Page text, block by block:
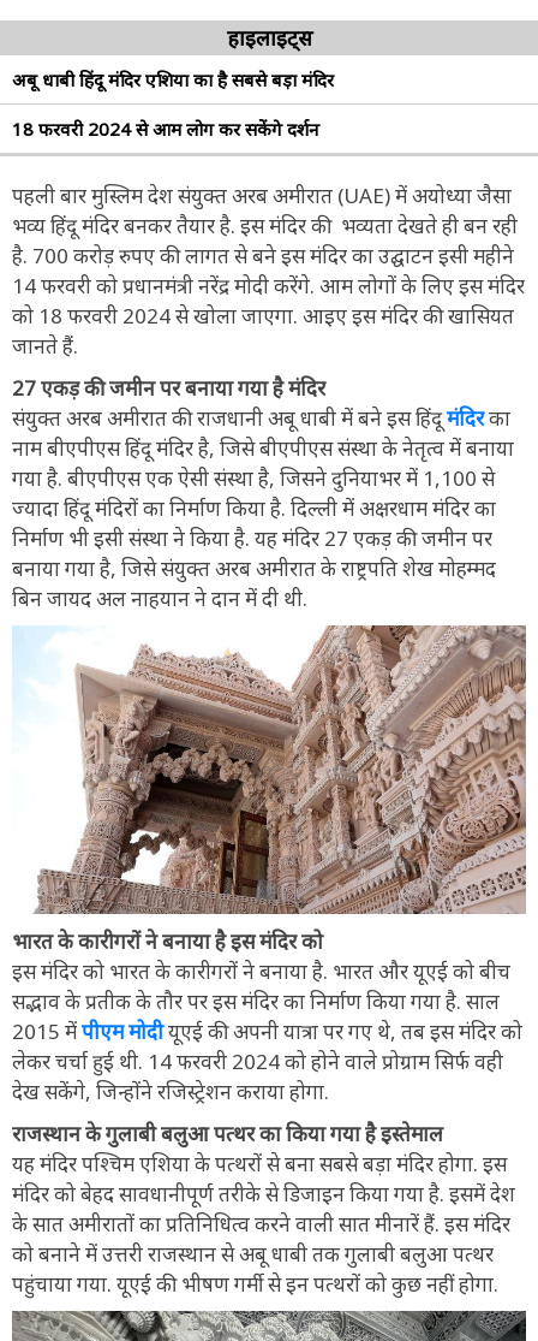
हाइलाइट्स
अबू धाबी हिंदू मंदिर एशिया का है सबसे बड़ा मंदिर
18 फरवरी 2024 से आम लोग कर सकेंगे दर्शन
पहली बार मुस्लिम देश संयुक्त अरब अमीरात (UAE) में अयोध्या जैसा
भव्य हिंदू मंदिर बनकर तैयार है. इस मंदिर की भव्यता देखते ही बन रही
है. 700 करोड़ रुपए की लागत से बने इस मंदिर का उद्घाटन इसी महीने
14 फरवरी को प्रधानमंत्री नरेंद्र मोदी करेंगे. आम लोगों के लिए इस मंदिर
को 18 फरवरी 2024 से खोला जाएगा. आइए इस मंदिर की खासियत
जानते हैं.
27 एकड़ की जमीन पर बनाया गया है मंदिर
संयुक्त अरब अमीरात की राजधानी अबू धाबी में बने इस हिंदूमंदिरका
नाम बीएपीएस हिंदू मंदिर है, जिसे बीएपीएस संस्था के नेतृत्व में बनाया
गया है. बीएपीएस एक ऐसी संस्था है, जिसने दुनियाभर में 1,100 से
ज्यादा हिंदू मंदिरों का निर्माण किया है. दिल्ली में अक्षरधाम मंदिर का
निर्माण भी इसी संस्था ने किया है. यह मंदिर 27 एकड़ की जमीन पर
बनाया गया है, जिसे संयुक्त अरब अमीरात के राष्ट्रपति शेख मोहम्मद
बिन जायद अल नाहयान ने दान में दी थी.
भारत के कारीगरों ने बनाया है इस मंदिर को
इस मंदिर को भारत के कारीगरों ने बनाया है. भारत और यूएई को बीच
सद्भाव के प्रतीक के तौर पर इस मंदिर का निर्माण किया गया है. साल
2015 मेंपीएम मोदीयूएई की अपनी यात्रा पर गए थे, तब इस मंदिर को
लेकर चर्चा हुई थी. 14 फरवरी 2024 को होने वाले प्रोग्राम सिर्फ वही
देख सकेंगे, जिन्होंने रजिस्ट्रेशन कराया होगा.
राजस्थान के गुलाबी बलुआ पत्थर का किया गया है इस्तेमाल
यह मंदिर पश्चिम एशिया के पत्थरों से बना सबसे बड़ा मंदिर होगा. इस
मंदिर को बेहद सावधानीपूर्ण तरीके से डिजाइन किया गया है. इसमें देश
के सात अमीरातों का प्रतिनिधित्व करने वाली सात मीनारें हैं. इस मंदिर
को बनाने में उत्तरी राजस्थान से अबू धाबी तक गुलाबी बलुआ पत्थर
पहुंचाया गया. यूएई की भीषण गर्मी से इन पत्थरों को कुछ नहीं होगा.